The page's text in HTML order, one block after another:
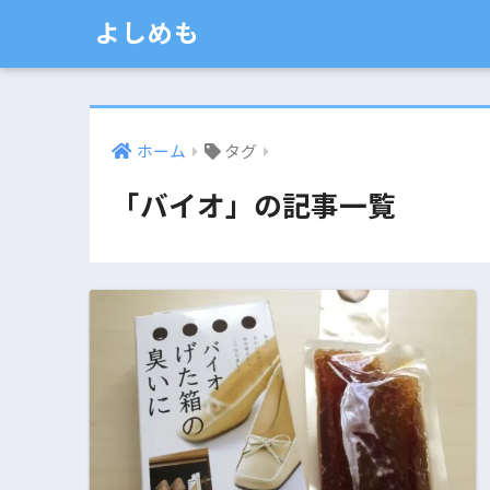
よしめも
ホーム タグ
「バイオ」の記事一覧